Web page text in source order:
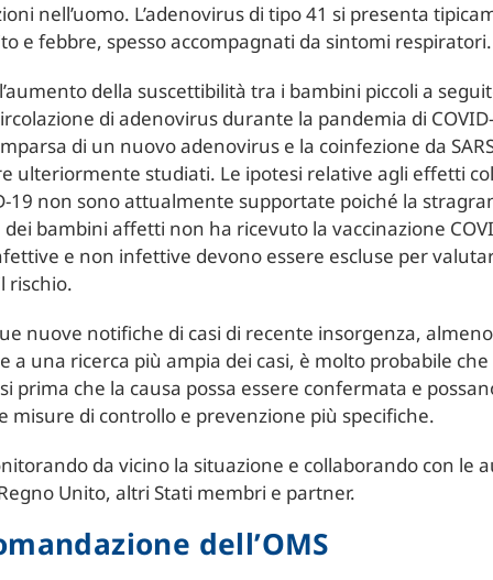
nell’uomo. L’adenovirus di tipo 41 si presenta
e febbre, spesso accompagnati da sintomi respiratori.
della suscettibilità tra i bambini piccoli a
di adenovirus durante la pandemia di
di un nuovo adenovirus e la coinfezione da
ulteriormente studiati. Le ipotesi relative agli effetti
19 non sono attualmente supportate poiché la
bambini affetti non ha ricevuto la vaccinazione
e non infettive devono essere escluse per
rischio.
nuove notifiche di casi di recente insorgenza,
a una ricerca più ampia dei casi, è molto probabile
prima che la causa possa essere confermata e
misure di controllo e prevenzione più specifiche.
da vicino la situazione e collaborando con le
Unito, altri Stati membri e partner.
dell’OMS